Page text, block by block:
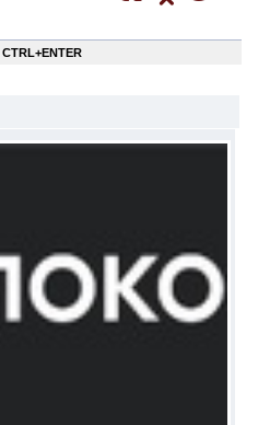
CTRL+ENTER